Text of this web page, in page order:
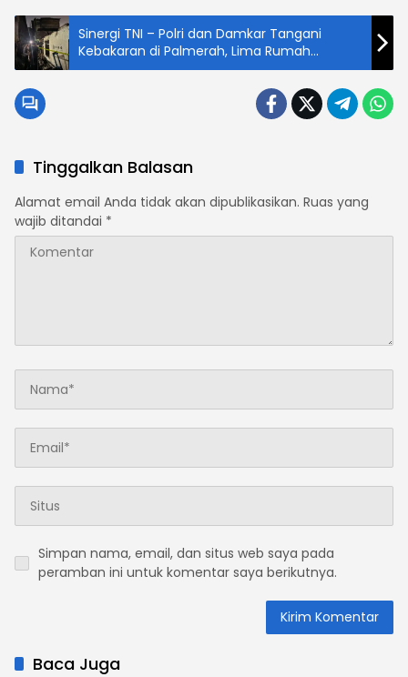
Sinergi TNI – Polri dan Damkar Tangani
Kebakaran di Palmerah, Lima Rumah
Terdampak
Tinggalkan Balasan
Alamat email Anda tidak akan dipublikasikan. Ruas yang
wajib ditandai *
Simpan nama, email, dan situs web saya pada
peramban ini untuk komentar saya berikutnya.
Baca Juga